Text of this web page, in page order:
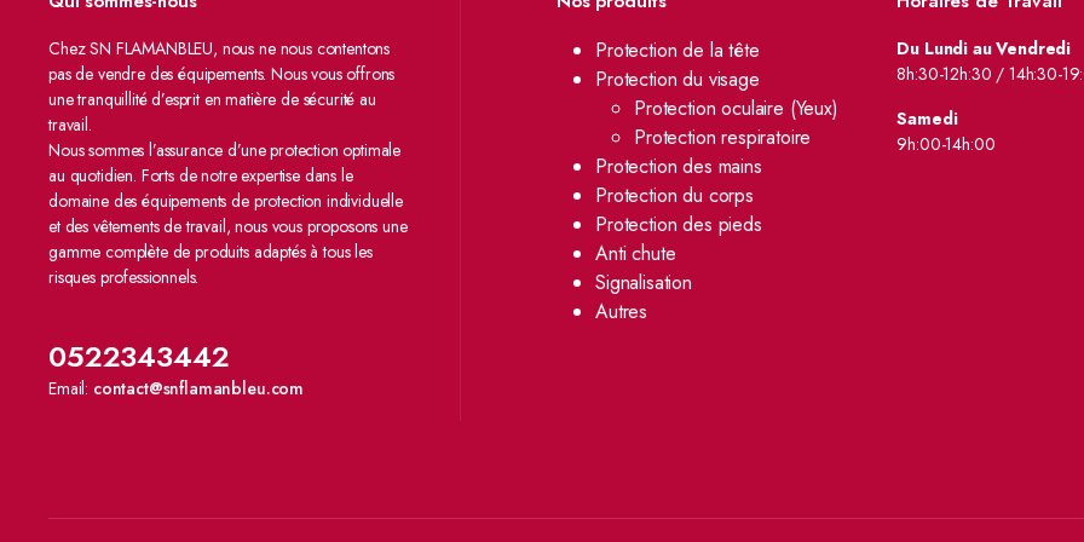
Chez SN FLAMANBLEU, nous ne nous contentons
pas de vendre des équipements. Nous vous offrons
une tranquillité d’esprit en matière de sécurité au
travail.
Nous sommes l’assurance d’une protection optimale
au quotidien. Forts de notre expertise dans le
domaine des équipements de protection individuelle
et des vêtements de travail, nous vous proposons une
gamme complète de produits adaptés à tous les
risques professionnels.
0522343442
Email: contact@snflamanbleu.com
Protection de la tête
Protection du visage
Protection oculaire (Yeux)
Protection respiratoire
Protection des mains
Protection du corps
Protection des pieds
Anti chute
Signalisation
Autres
Du Lundi au Vendredi
8h:30-12h:30 / 14h:30-
Samedi
9h:00-14h:00